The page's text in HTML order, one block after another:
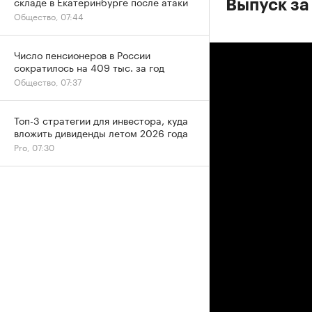
Выпуск
Общество, 07:44
Число пенсионеров в России
сократилось на 409 тыс. за год
Общество, 07:37
Топ-3 стратегии для инвестора, куда
вложить дивиденды летом 2026 года
Pro, 07:30